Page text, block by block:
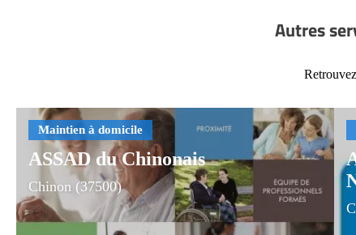
Autres
ASSAD du Chinonais
Chinon (37500)